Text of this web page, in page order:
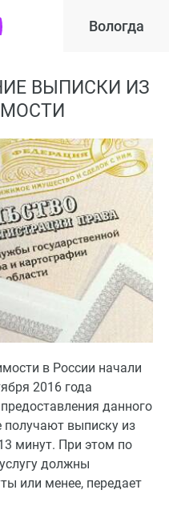
Вологда
ВЫПИСКИ ИЗ
в России начали
2016 года
данного
получают выписку из
минут. При этом по
должны
или менее, передает